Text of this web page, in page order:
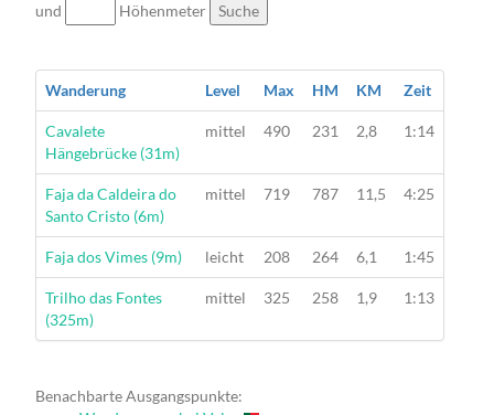
und
Höhenmeter Suche
Wanderung Level Max HM KM Zeit
Wanderung
Cavalete
Hängebrücke (31m)
mittel 490 231 2,8 1:14
Wanderung
Faja da Caldeira do
Santo Cristo (6m)
mittel 719 787 11,5 4:25
Wanderung
Faja dos Vimes (9m) leicht 208 264 6,1 1:45
Wanderung
Trilho das Fontes
(325m)
mittel 325 258 1,9 1:13
Benachbarte Ausgangspunkte: